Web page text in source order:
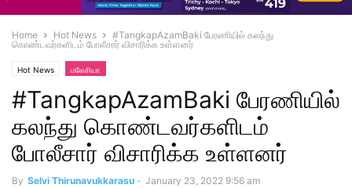
Home Hot News
#TangkapAzamBaki பேரணியில் கலந்து
கொண்டவர்களிடம் போலீசார் விசாரிக்க உள்ளனர்
Hot News மலேசியா
#TangkapAzamBaki பேரணியில்
கலந்து கொண்டவர்களிடம்
போலீசார் விசாரிக்க உள்ளனர்
By Selvi Thirunavukkarasu - January 23, 2022 9:56 am